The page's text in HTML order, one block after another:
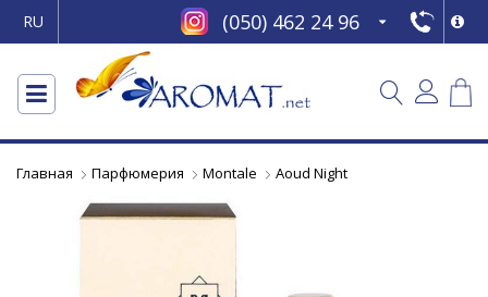
RU (050) 462 24 96
Главная Парфюмерия Montale Aoud Night